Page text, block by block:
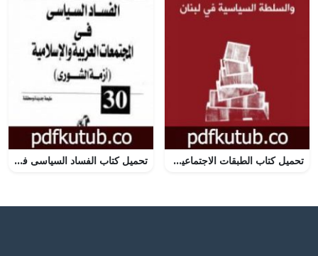
تحميل كتاب الطبقات الاجتماعية والسلطة السياسية في لبنان PDF تأليف فواز طرابلسي مجانا [كامل] تحميل كتاب الفساد السياسى فى المجتمعات العربية والإسلامية PDF تأليف محمد الغزالي مجانا [كامل]